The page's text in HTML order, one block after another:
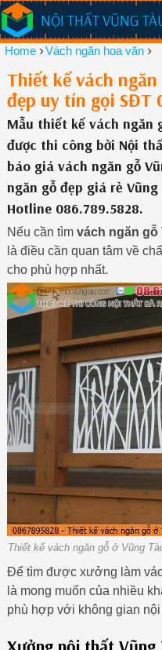
NỘI THẤT VŨNG
Home ›Vách ngăn hoa văn ›
Thiết kế vách
đẹp uy tín gọi SĐT
Mẫu thiết kế vách ngăn
được thi công bởi Nội
báo giá vách ngăn gỗ
ngăn gỗ đẹp giá rẻ
Hotline 086.789.5828.
Nếu cần tìm vách ngăn gỗ
là điều cần quan tâm về
cho phù hợp nhất.
Thiết kế vách ngăn gỗ ở Vũng
Để tìm được xưởng làm
là mong muốn của nhiều
phù hợp với không gian nội